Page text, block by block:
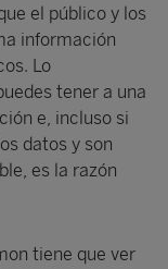
el público y los
información
Lo
tener a una
e, incluso si
datos y son
es la razón
tiene que ver